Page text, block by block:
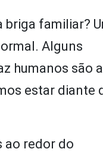
briga familiar?
Alguns
humanos são
estar diante
ao redor do